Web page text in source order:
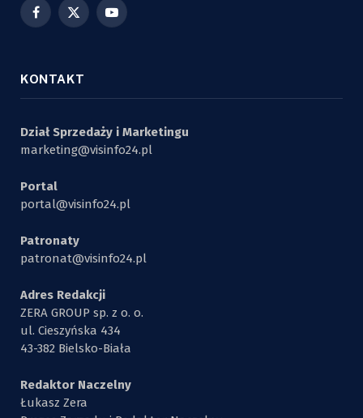
Facebook
X
YouTube
KONTAKT
Dział Sprzedaży i Marketingu
marketing@visinfo24.pl
Portal
portal@visinfo24.pl
Patronaty
patronat@visinfo24.pl
Adres Redakcji
ZERA GROUP sp. z o. o.
ul. Cieszyńska 434
43-382 Bielsko-Biała
Redaktor Naczelny
Łukasz Zera